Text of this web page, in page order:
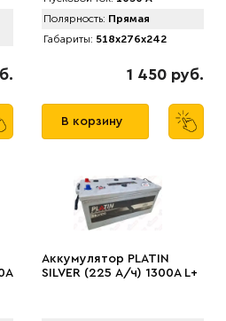
Полярность: Прямая
Габариты: 518x276x242
1 450 руб.
В корзину
Аккумулятор PLATIN
SILVER (225 А/ч) 1300A L+